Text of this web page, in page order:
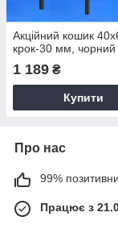
Акційний кошик
крок-30 мм, чорний
1 189 ₴
Купити
Про нас
99%
Працює з